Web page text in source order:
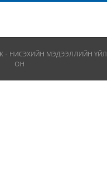
- НИСЭХИЙН МЭДЭЭЛЛИЙН
ОН